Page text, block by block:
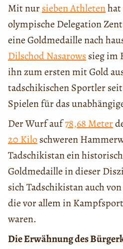
Mit nursieben Athletenhat
olympische Delegation
eine Goldmedaille nach
Dilschod Nasarows sieg im
ihn zum ersten mit Gold
tadschikischen Sportler seit
Spielen für das
Der Wurf auf78,68 Meter
20 Kiloschweren
Tadschikistan ein
Goldmedaille in dieser
sich Tadschikistan auch
die vor allem in
waren.
Die Erwähnung des